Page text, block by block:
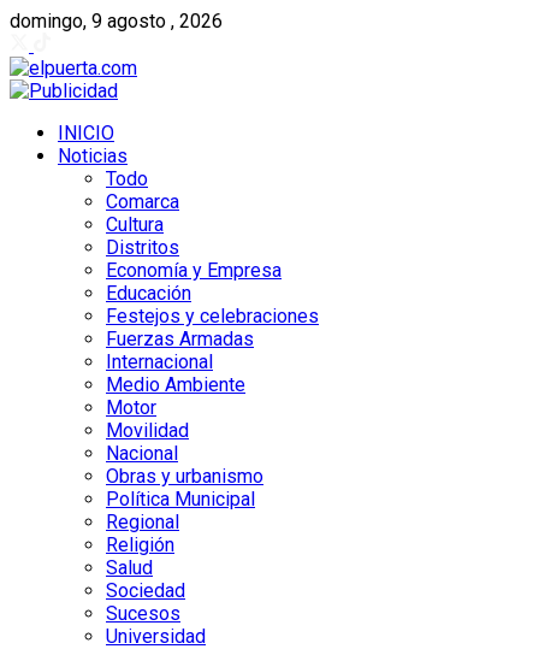
domingo, 9 agosto , 2026
INICIO
Noticias
Todo
Comarca
Cultura
Distritos
Economía y Empresa
Educación
Festejos y celebraciones
Fuerzas Armadas
Internacional
Medio Ambiente
Motor
Movilidad
Nacional
Obras y urbanismo
Política Municipal
Regional
Religión
Salud
Sociedad
Sucesos
Universidad